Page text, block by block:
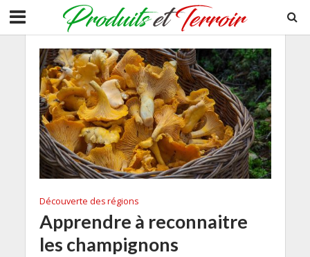
Découverte des régions
Apprendre à reconnaitre
les champignons